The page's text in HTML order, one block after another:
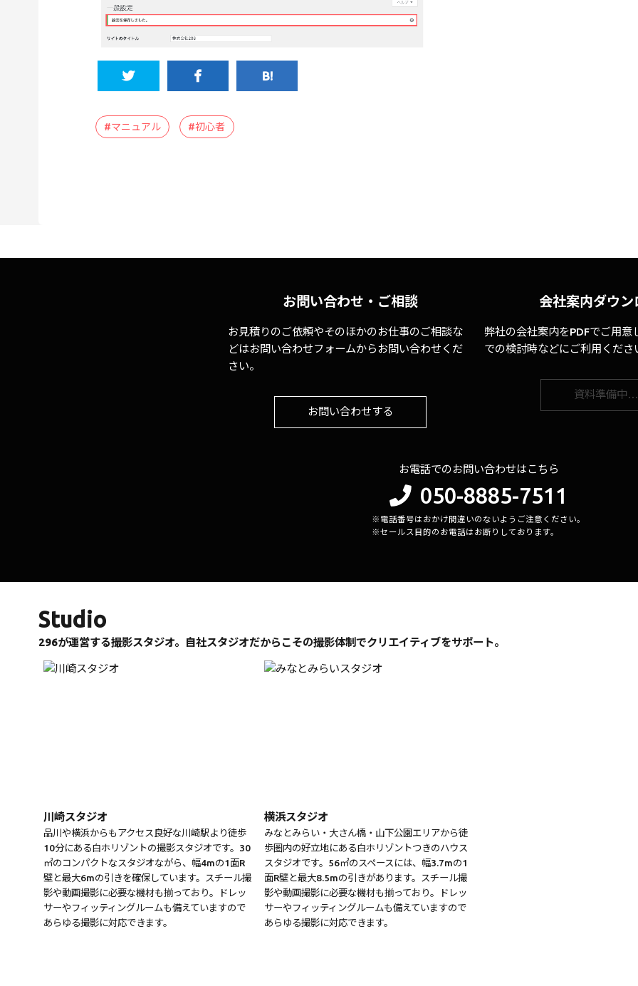
#マニュアル #初心者
お問い合わせ・ご相談
お見積りのご依頼やそのほかのお仕事のご相談な
どはお問い合わせフォームからお問い合わせくだ
さい。
お問い合わせする
会社案内ダウン
弊社の会社案内をPDFでご用意
での検討時などにご利用くださ
資料準備中
お電話でのお問い合わせはこちら
050-8885-7511
※電話番号はおかけ間違いのないようご注意ください。
※セールス目的のお電話はお断りしております。
Studio
296が運営する撮影スタジオ。自社スタジオだからこその撮影体制でクリエイティブをサポート。
川崎スタジオ
品川や横浜からもアクセス良好な川崎駅より徒歩
10分にある白ホリゾントの撮影スタジオです。30
㎡のコンパクトなスタジオながら、幅4mの1面R
壁と最大6mの引きを確保しています。スチール撮
影や動画撮影に必要な機材も揃っており。ドレッ
サーやフィッティングルームも備えていますので
あらゆる撮影に対応できます。
横浜スタジオ
みなとみらい・大さん橋・山下公園エリアから徒
歩圏内の好立地にある白ホリゾントつきのハウス
スタジオです。56㎡のスペースには、幅3.7mの1
面R壁と最大8.5mの引きがあります。スチール撮
影や動画撮影に必要な機材も揃っており。ドレッ
サーやフィッティングルームも備えていますので
あらゆる撮影に対応できます。